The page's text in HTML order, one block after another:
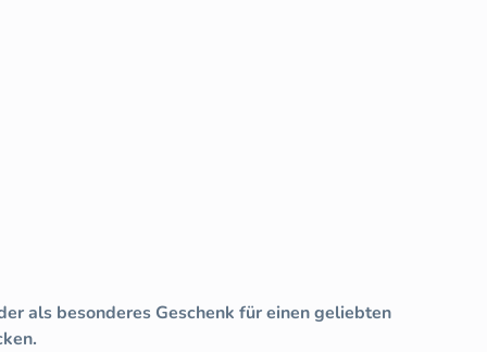
als besonderes Geschenk für einen geliebten